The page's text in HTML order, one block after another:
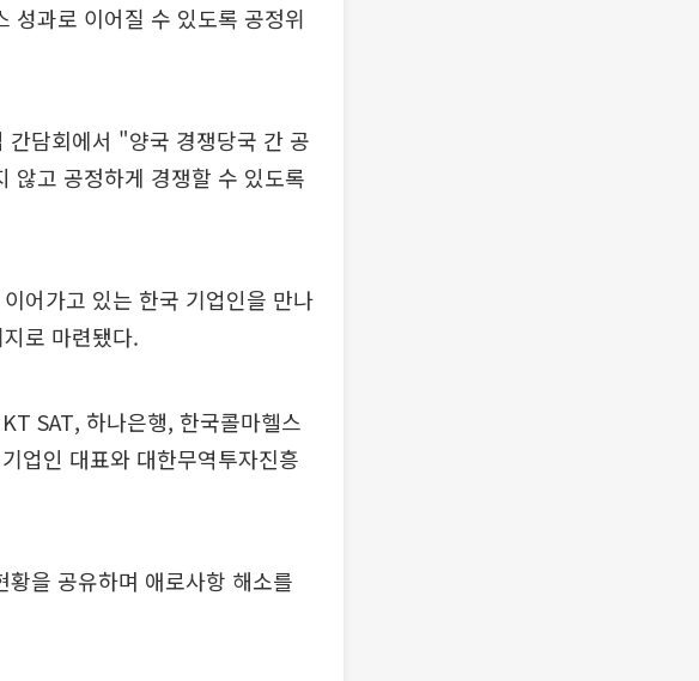
성과로 이어질 수 있도록 공정위
간담회에서 "양국 경쟁당국 간 공
않고 공정하게 경쟁할 수 있도록
어가고 있는 한국 기업인을 만나
로 마련됐다.
SAT, 하나은행, 한국콜마헬스
업인 대표와 대한무역투자진흥
을 공유하며 애로사항 해소를